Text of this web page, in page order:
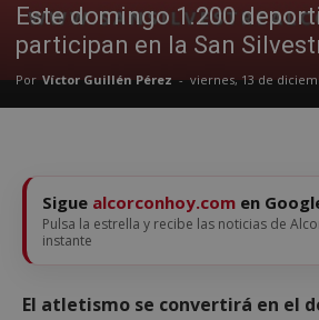
Este domingo 1.200
participan en la San
Por Víctor Guillén Pérez - viernes, 13 de
Sigue alcorconhoy.com en
Pulsa la estrella y recibe las noticias de
instante
El atletismo se convertirá en el